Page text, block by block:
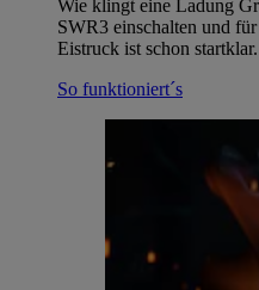
Wie klingt eine Ladung
SWR3 einschalten und
Eistruck ist schon startklar.
So funktioniert´s